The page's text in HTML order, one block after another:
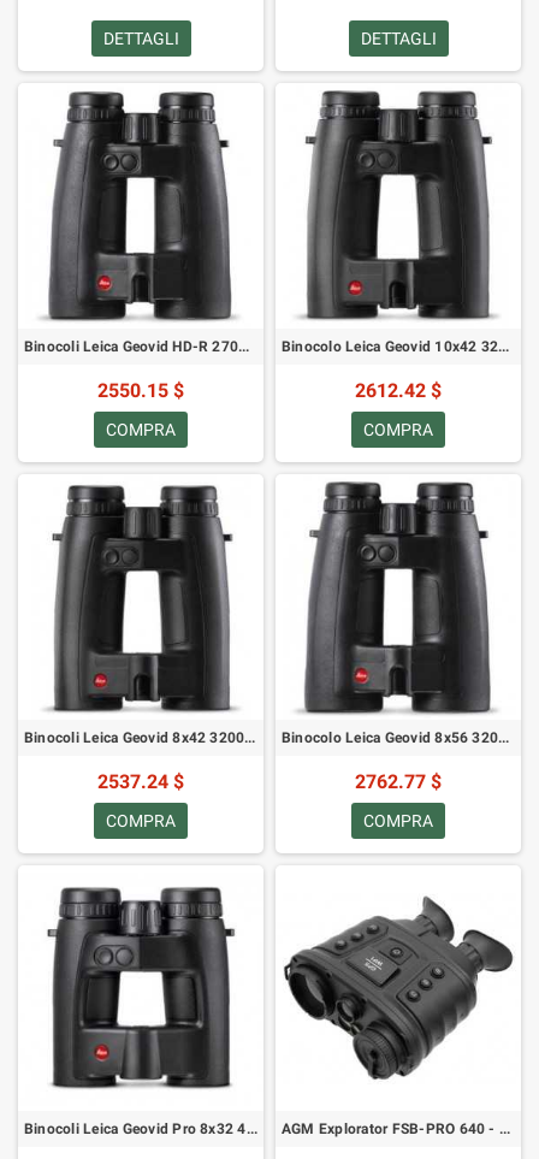
DETTAGLI DETTAGLI
Binocoli Leica Geovid HD-R 2700 8x56 40805
2550.15 $
COMPRA
Binocolo Leica Geovid 10x42 3200.COM 40807
2612.42 $
COMPRA
Binocoli Leica Geovid 8x42 3200.COM 40806
2537.24 $
COMPRA
Binocolo Leica Geovid 8x56 3200.COM 40808
2762.77 $
COMPRA
Binocoli Leica Geovid Pro 8x32 40809 AGM Explorator FSB-PRO 640 - binocolo termico